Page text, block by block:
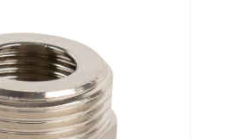
Mehr sehen >>